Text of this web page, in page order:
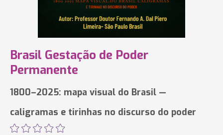
Brasil Gestação de Poder
Permanente
‎1800–2025: mapa visual do Brasil —
caligramas e tirinhas no discurso ‎do poder